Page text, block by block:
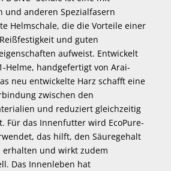
und anderen Spezialfasern
Helmschale, die die Vorteile einer
und guten
aufweist. Entwickelt
Helme, handgefertigt von Arai-
neu entwickelte Harz schafft eine
zwischen den
und reduziert gleichzeitig
Für das Innenfutter wird EcoPure-
das hilft, den Säuregehalt
erhalten und wirkt zudem
Das Innenleben hat